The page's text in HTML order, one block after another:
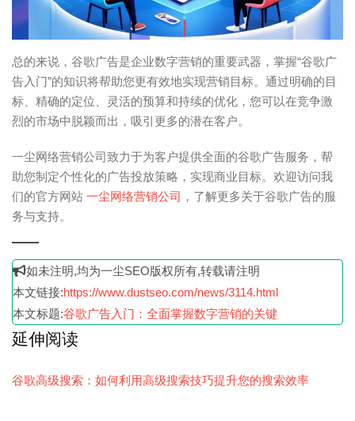
总的来说，谷歌广告是企业数字营销的重要武器，掌握“谷歌广
告入门”的知识将帮助您更有效地实现营销目标。通过明确的目
标、精确的定位、灵活的预算和持续的优化，您可以在竞争激
烈的市场中脱颖而出，吸引更多的潜在客户。
一尘网络营销公司致力于为客户提供全面的谷歌广告服务，帮
助您制定个性化的广告投放策略，实现商业目标。欢迎访问我
们的官方网站 一尘网络营销公司 ，了解更多关于谷歌广告的服
务与支持。
如未注明,均为一尘SEO版权所有,转载请注明
本文链接:https://www.dustseo.com/news/3114.html
本文标题:谷歌广告入门：全面掌握数字营销的关键
延伸阅读
谷歌高级搜索：如何利用高级搜索技巧提升您的搜索效率